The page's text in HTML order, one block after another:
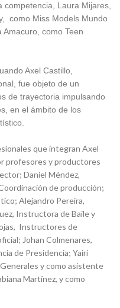
Laura Mijares,
como Miss Models Mundo
como Teen
Axel Castillo,
fue objeto de un
de trayectoria impulsando
en el ámbito de los
que integran Axel
profesores y productores
Daniel Méndez,
de producción;
Alejandro Pereira,
Instructora de Baile y
Instructores de
Johan Colmenares,
de Presidencia; Yairi
y como asistente
Martínez, y como